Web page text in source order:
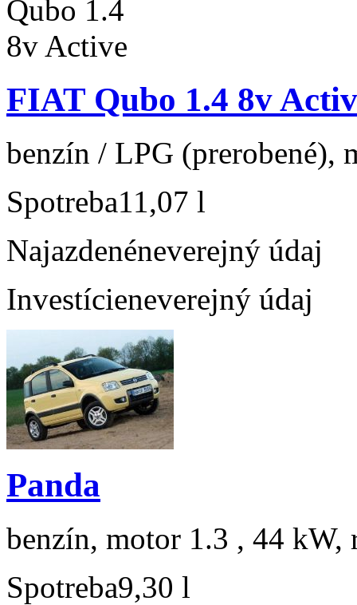
FIAT Qubo 1.4 8v
benzín / LPG (prerobené),
Spotreba11,07 l
Najazdenéneverejný údaj
Investícieneverejný údaj
Panda
benzín, motor 1.3 , 44 kW,
Spotreba9,30 l